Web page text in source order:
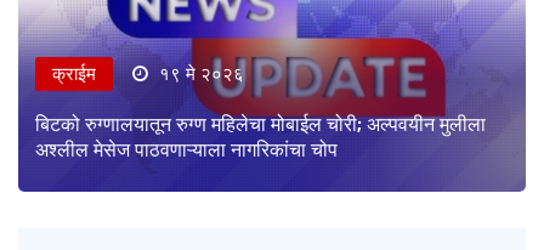
क्राईम १९ मे २०२६
बिटको रुग्णालयातून रुग्ण महिलेचा मोबाईल चोरी; अल्पवयीन मुलीला
अश्लील मेसेज पाठवणाऱ्याला नागरिकांचा चोप